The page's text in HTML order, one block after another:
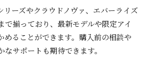
ーズやクラウドノヴァ、エバーライズ
で揃っており、最新モデルや限定アイ
めることができます。購入前の相談や
サポートも期待できます。